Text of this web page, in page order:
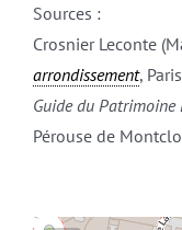
Sources :
Crosnier Leconte
arrondissement,
Guide du Patrimoine
Pérouse de